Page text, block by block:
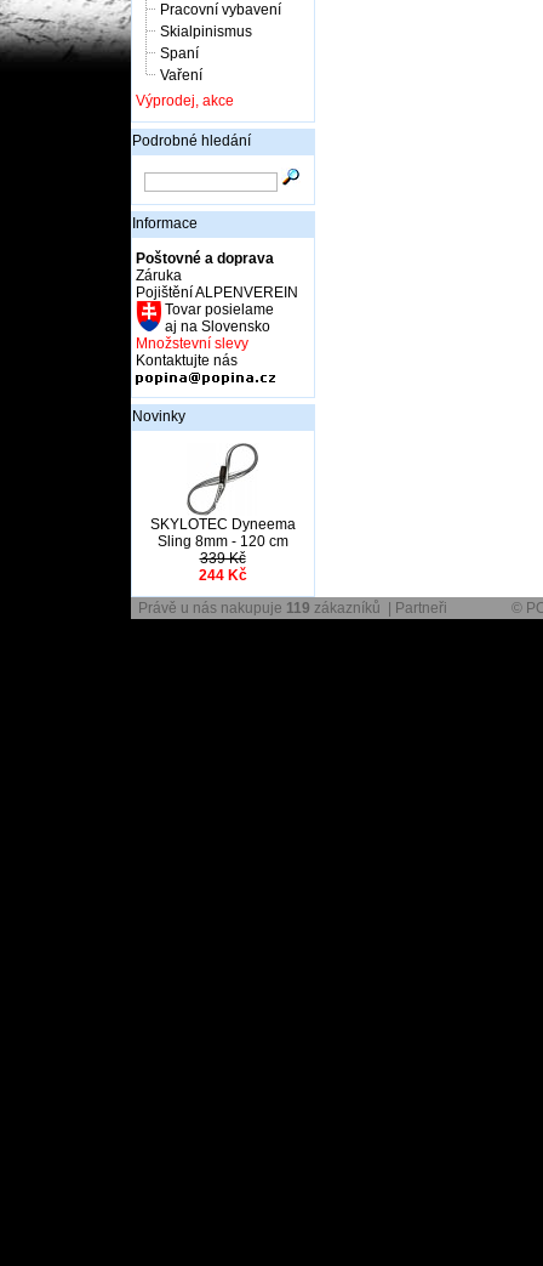
Pracovní vybavení
Skialpinismus
Spaní
Vaření
Výprodej, akce
Podrobné hledání
Informace
Poštovné a doprava
Záruka
Pojištění ALPENVEREIN
Tovar posielame
aj na Slovensko
Množstevní slevy
Kontaktujte nás
Novinky
SKYLOTEC Dyneema
Sling 8mm - 120 cm
339 Kč
244 Kč
Právě u nás nakupuje 119 zákazníků | Partneři ©